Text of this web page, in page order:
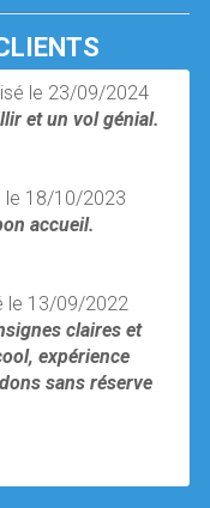
le 23/09/2024
et un vol génial.
le 18/10/2023
accueil.
le 13/09/2022
claires et
expérience
sans réserve